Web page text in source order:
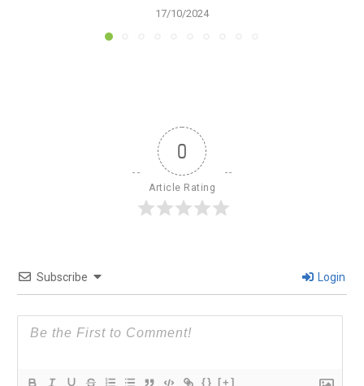
17/10/2024
0
Article Rating
Subscribe Login
{} [+]